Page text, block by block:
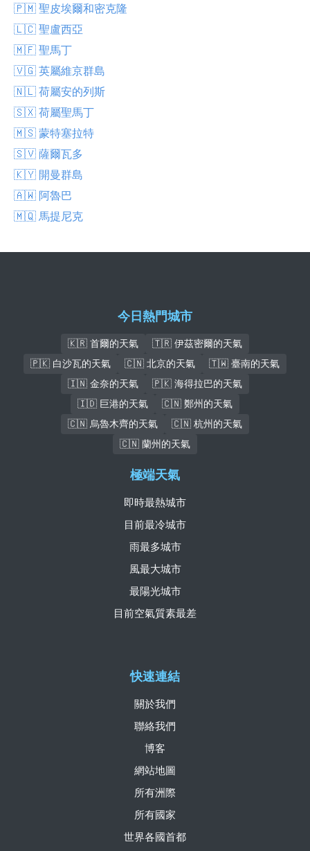
🇵🇲 聖皮埃爾和密克隆
🇱🇨 聖盧西亞
🇲🇫 聖馬丁
🇻🇬 英屬維京群島
🇳🇱 荷屬安的列斯
🇸🇽 荷屬聖馬丁
🇲🇸 蒙特塞拉特
🇸🇻 薩爾瓦多
🇰🇾 開曼群島
🇦🇼 阿魯巴
🇲🇶 馬提尼克
今日熱門城市
🇰🇷 首爾的天氣
🇹🇷 伊茲密爾的天氣
🇵🇰 白沙瓦的天氣
🇨🇳 北京的天氣
🇹🇼 臺南的天氣
🇮🇳 金奈的天氣
🇵🇰 海得拉巴的天氣
🇮🇩 巨港的天氣
🇨🇳 鄭州的天氣
🇨🇳 烏魯木齊的天氣
🇨🇳 杭州的天氣
🇨🇳 蘭州的天氣
快速連結
關於我們
聯絡我們
博客
網站地圖
所有洲際
所有國家
世界各國首都
極端天氣
即時最熱城市
目前最冷城市
雨最多城市
風最大城市
最陽光城市
目前空氣質素最差